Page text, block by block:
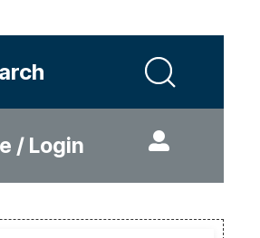
/ Login